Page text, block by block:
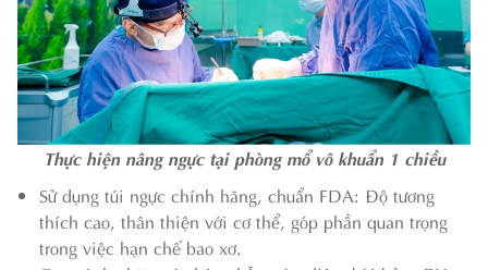
Thực hiện nâng ngực tại phòng mổ vô khuẩn 1 chiều
Sử dụng túi ngực chính hãng, chuẩn FDA: Độ tương
thích cao, thân thiện với cơ thể, góp phần quan trọng
trong việc hạn chế bao xơ.